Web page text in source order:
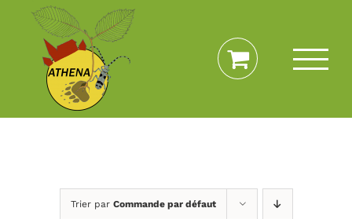
Passer
contenu
Trier par Commande par défaut